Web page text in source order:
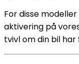
For disse
aktivering på
tvivl om din bil har